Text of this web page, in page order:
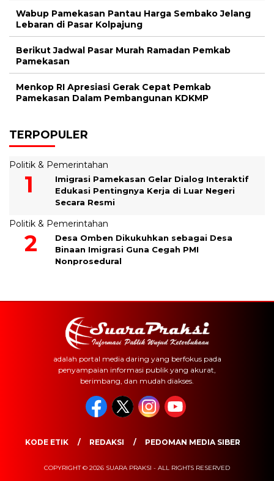
Wabup Pamekasan Pantau Harga Sembako Jelang
Lebaran di Pasar Kolpajung
Berikut Jadwal Pasar Murah Ramadan Pemkab
Pamekasan
Menkop RI Apresiasi Gerak Cepat Pemkab
Pamekasan Dalam Pembangunan KDKMP
TERPOPULER
Politik & Pemerintahan
Imigrasi Pamekasan Gelar Dialog Interaktif
Edukasi Pentingnya Kerja di Luar Negeri
Secara Resmi
Politik & Pemerintahan
Desa Omben Dikukuhkan sebagai Desa
Binaan Imigrasi Guna Cegah PMI
Nonprosedural
adalah portal media daring yang berfokus pada
penyampaian informasi publik yang akurat,
berimbang, dan mudah diakses.
KODE ETIK REDAKSI PEDOMAN MEDIA SIBER
COPYRIGHT © 2026 SUARA PRAKSI - ALL RIGHTS RESERVED